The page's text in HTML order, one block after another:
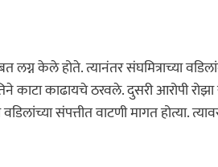
लग्न केले होते. त्यानंतर संघमित्राच्या
काढायचे ठरवले. दुसरी आरोपी रोझा
संपत्तीत वाटणी मागत होत्या.